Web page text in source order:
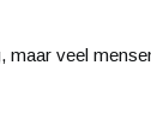
maar veel